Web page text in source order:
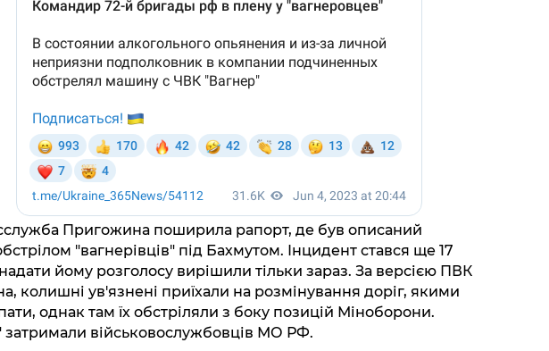
Пригожина поширила рапорт, де був описаний
"вагнерівців" під Бахмутом. Інцидент стався ще 17
йому розголосу вирішили тільки зараз. За версією ПВК
колишні ув'язнені приїхали на розмінування доріг, якими
однак там їх обстріляли з боку позицій Міноборони.
затримали військовослужбовців МО РФ.